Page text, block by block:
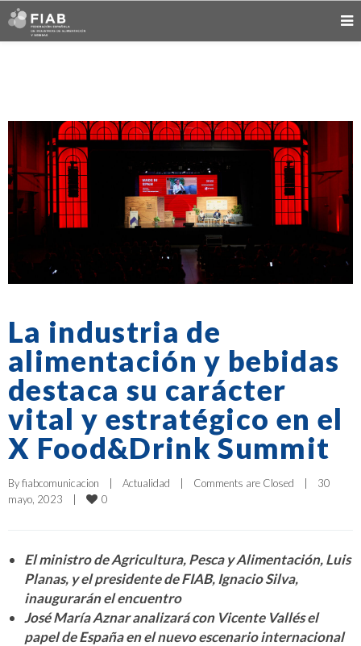
La industria de
alimentación y bebidas
destaca su carácter
vital y estratégico en el
X Food&Drink Summit
By fiabcomunicacion | Actualidad | Comments are Closed |
30
mayo, 2023
| 0
El ministro de Agricultura, Pesca y Alimentación, Luis
Planas, y el presidente de FIAB, Ignacio Silva,
inaugurarán el encuentro
José María Aznar analizará con Vicente Vallés el
papel de España en el nuevo escenario internacional